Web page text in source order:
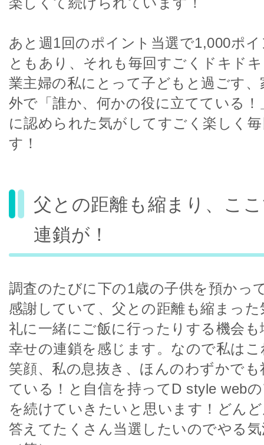
あと週1回のポイント当選で1,000ポ
ともあり、それも毎回すごくドキド
業主婦の私にとって子どもと過ごす
外で「誰か、何かの役に立てている
に認められた気がしてすごく楽しく
す！
父との距離も縮まり、こ
連鎖が！
調査のたびに下の1歳の子供を預かっ
感謝していて、父との距離も縮まっ
礼に一緒にご飯に行ったりする機会
幸せの連鎖を感じます。なので私は
笑顔、私の息抜き、ほんのわずかで
ている！と自信を持ってD style web
を続けていきたいと思います！どん
答えてたくさん当選したいのでやる